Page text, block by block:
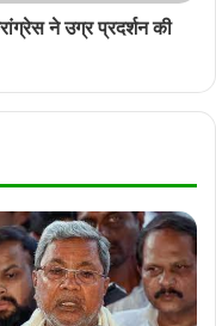
ने उग्र प्रदर्शन की